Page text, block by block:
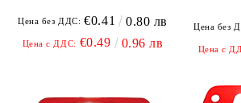
Цена без ДДС: €0.41 0.80 лв
Цена с ДДС: €0.49 0.96 лв
Цена без
Цена с